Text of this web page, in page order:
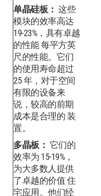
单晶硅板： 这些
模块的效率高达
19-23%，具有卓越
的性能 每平方英
尺的性能。它们
的使用寿命超过
25 年，对于空间
有限的设备来
说，较高的前期
成本是合理的 装
置。
多晶板： 它们的
效率为 15-19%，
为大多数人提供
了卓越的价值 住
宅应用。他们经